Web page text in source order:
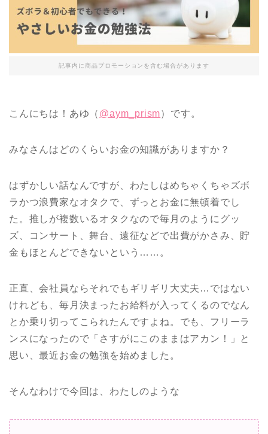
記事内に商品プロモーションを含む場合があります
こんにちは！あゆ（ @aym_prism）です。
みなさんはどのくらいお金の知識がありますか？
はずかしい話なんですが、わたしはめちゃくちゃズボ
ラかつ浪費家なオタクで、ずっとお金に無頓着でし
た。推しが複数いるオタクなので毎月のようにグッ
ズ、コンサート、舞台、遠征などで出費がかさみ、貯
金もほとんどできないという……。
正直、会社員ならそれでもギリギリ大丈夫…ではない
けれども、毎月決まったお給料が入ってくるのでなん
とか乗り切ってこられたんですよね。でも、フリーラ
ンスになったので「さすがにこのままはアカン！」と
思い、最近お金の勉強を始めました。
そんなわけで今回は、わたしのような